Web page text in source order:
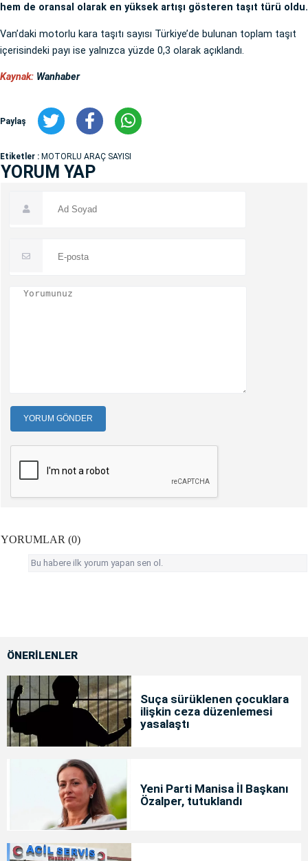
hem de oransal olarak en yüksek artışı gösteren taşıt türü oldu.
Van’daki motorlu kara taşıtı sayısı Türkiye’de bulunan toplam taşıt
içerisindeki payı ise yalnızca yüzde 0,3 olarak açıklandı.
Kaynak: Wanhaber
Paylaş
Etiketler : MOTORLU ARAÇ SAYISI
YORUM YAP
YORUM GÖNDER
YORUMLAR (0)
Bu habere ilk yorum yapan sen ol.
ÖNERİLENLER
Suça sürüklenen çocuklara
ilişkin ceza düzenlemesi
yasalaştı
Yeni Parti Manisa İl Başkanı
Özalper, tutuklandı